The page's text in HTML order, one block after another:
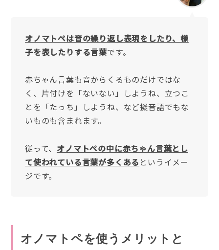
オノマトペは音の繰り返し表現をしたり、様
子を表したりする言葉です。
赤ちゃん言葉も音からくるものだけではな
く、片付けを「ないない」しようね、立つこ
とを「たっち」しようね、など擬音語でもな
いものも含まれます。
従って、 オノマトペの中に赤ちゃん言葉とし
て使われている言葉が多くある というイメー
ジです。
オノマトペを使うメリットと